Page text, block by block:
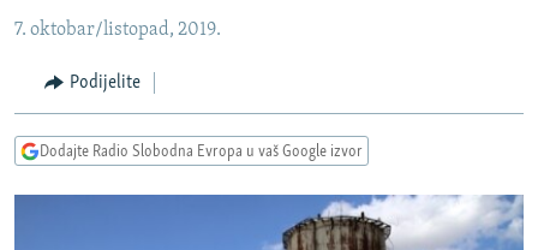
glavnu
Pređite
na
pretragu
CRNA GORA
VIZUELNO
RAT U UKRAJINI
7. oktobar/listopad, 2019.
Podijelite
Dodajte Radio Slobodna Evropa u vaš Google izvor